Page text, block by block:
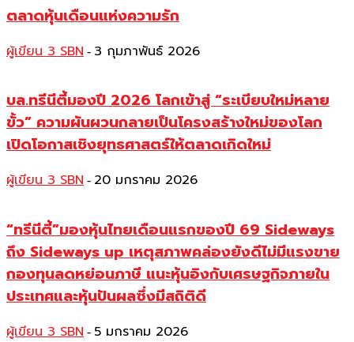
ตลาดหุ้นเดือนแห่งความรัก
ผู้เขียน 3 SBN - 3 กุมภาพันธ์ 2026
บล.ทรีนีตี้มองปี 2026 โลกเข้าสู่ “ระเบียบใหม่หลาย
ขั้ว” ความผันผวนกลายเป็นโครงสร้างใหม่ของโลก
เปิดโอกาสเชิงยุทธศาสตร์ให้ตลาดเกิดใหม่
ผู้เขียน 3 SBN - 20 มกราคม 2026
“ทรีนีตี้”มองหุ้นไทยเดือนแรกของปี 69 Sideways
ถึง Sideways up เหตุสภาพคล่องยังดีไม่มีแรงขาย
กองทุนลดหย่อนภาษี แนะหุ้นอิงกับเศรษฐกิจภายใน
ประเทศและหุ้นปันผลซึ่งมีสถิติดี
ผู้เขียน 3 SBN - 5 มกราคม 2026